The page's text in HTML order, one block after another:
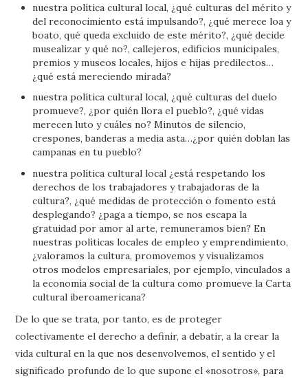
nuestra política cultural local, ¿qué culturas del mérito y
del reconocimiento está impulsando?, ¿qué merece loa y
boato, qué queda excluido de este mérito?, ¿qué decide
musealizar y qué no?, callejeros, edificios municipales,
premios y museos locales, hijos e hijas predilectos…
¿qué está mereciendo mirada?
nuestra política cultural local, ¿qué culturas del duelo
promueve?, ¿por quién llora el pueblo?, ¿qué vidas
merecen luto y cuáles no? Minutos de silencio,
crespones, banderas a media asta…¿por quién doblan las
campanas en tu pueblo?
nuestra política cultural local ¿está respetando los
derechos de los trabajadores y trabajadoras de la
cultura?, ¿qué medidas de protección o fomento está
desplegando? ¿paga a tiempo, se nos escapa la
gratuidad por amor al arte, remuneramos bien? En
nuestras políticas locales de empleo y emprendimiento,
¿valoramos la cultura, promovemos y visualizamos
otros modelos empresariales, por ejemplo, vinculados a
la economía social de la cultura como promueve la Carta
cultural iberoamericana?
De lo que se trata, por tanto, es de proteger
colectivamente el derecho a definir, a debatir, a la crear la
vida cultural en la que nos desenvolvemos, el sentido y el
significado profundo de lo que supone el «nosotros», para